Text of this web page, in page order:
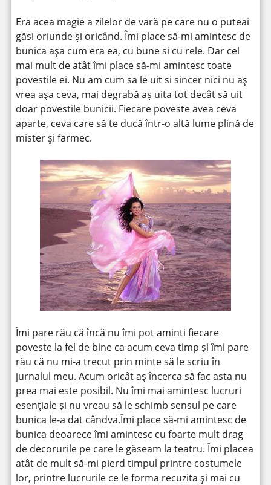
Era acea magie a zilelor de vară pe care nu o puteai
găsi oriunde și oricând. Îmi place să-mi amintesc de
bunica așa cum era ea, cu bune si cu rele. Dar cel
mai mult de atât îmi place să-mi amintesc toate
povestile ei. Nu am cum sa le uit si sincer nici nu aș
vrea așa ceva, mai degrabă aș uita tot decât să uit
doar povestile bunicii. Fiecare poveste avea ceva
aparte, ceva care să te ducă într-o altă lume plină de
mister și farmec.
Îmi pare rău că încă nu îmi pot aminti fiecare
poveste la fel de bine ca acum ceva timp și îmi pare
rău că nu mi-a trecut prin minte să le scriu în
jurnalul meu. Acum oricât aș încerca să fac asta nu
prea mai este posibil. Nu îmi mai amintesc lucruri
esențiale și nu vreau să le schimb sensul pe care
bunica le-a dat cândva.Îmi place să-mi amintesc de
bunica deoarece îmi amintesc cu foarte mult drag
de decorurile pe care le găseam la teatru. Îmi placea
atât de mult să-mi pierd timpul printre costumele
lor, printre lucrurile ce le forma recuzita și mai cu